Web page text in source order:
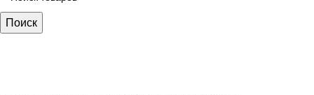
Поиск